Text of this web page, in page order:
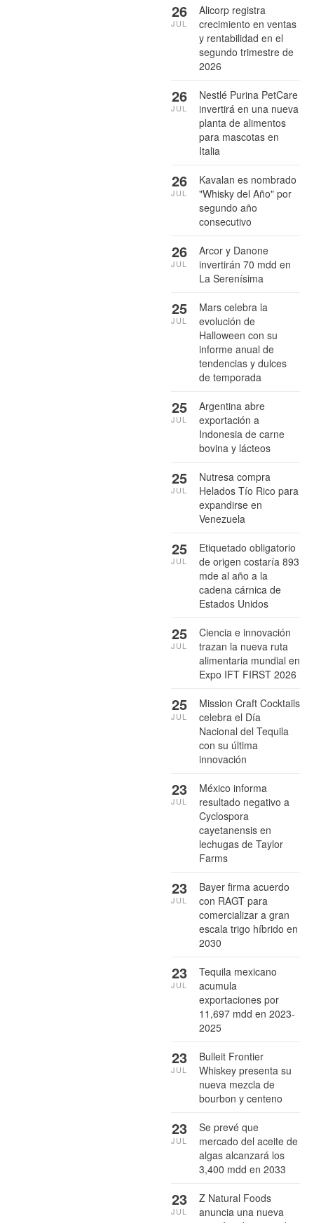
Alicorp registra
crecimiento en ventas
y rentabilidad en el
segundo trimestre de
2026
26
JUL
Nestlé Purina PetCare
invertirá en una nueva
planta de alimentos
para mascotas en
Italia
26
JUL
Kavalan es nombrado
"Whisky del Año" por
segundo año
consecutivo
26
JUL
Arcor y Danone
invertirán 70 mdd en
La Serenísima
26
JUL
Mars celebra la
evolución de
Halloween con su
informe anual de
tendencias y dulces
de temporada
25
JUL
Argentina abre
exportación a
Indonesia de carne
bovina y lácteos
25
JUL
Nutresa compra
Helados Tío Rico para
expandirse en
Venezuela
25
JUL
Etiquetado obligatorio
de origen costaría 893
mde al año a la
cadena cárnica de
Estados Unidos
25
JUL
Ciencia e innovación
trazan la nueva ruta
alimentaria mundial en
Expo IFT FIRST 2026
25
JUL
Mission Craft Cocktails
celebra el Día
Nacional del Tequila
con su última
innovación
25
JUL
México informa
resultado negativo a
Cyclospora
cayetanensis en
lechugas de Taylor
Farms
23
JUL
Bayer firma acuerdo
con RAGT para
comercializar a gran
escala trigo híbrido en
2030
23
JUL
Tequila mexicano
acumula
exportaciones por
11,697 mdd en 2023-
2025
23
JUL
Bulleit Frontier
Whiskey presenta su
nueva mezcla de
bourbon y centeno
23
JUL
Se prevé que
mercado del aceite de
algas alcanzará los
3,400 mdd en 2033
23
JUL
Z Natural Foods
anuncia una nueva
23
JUL